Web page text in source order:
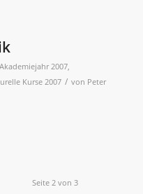
Akademiejahr 2007,
Kurse 2007 / von Peter
Seite 2 von 3